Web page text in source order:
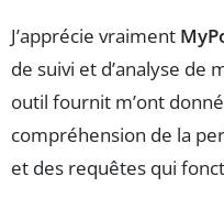
J’apprécie vraiment
de suivi et d’analyse de
outil fournit m’ont
compréhension de la
et des requêtes qui